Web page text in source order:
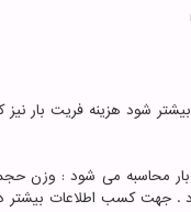
شود هزینه فریت بار نیز
محاسبه می شود : وزن
کسب اطلاعات بیشتر در